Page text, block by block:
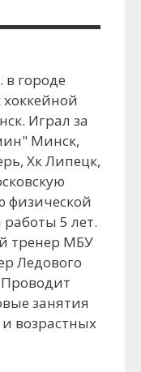
в городе
хоккейной
Играл за
Минск,
Хк Липецк,
физической
5 лет.
тренер МБУ
Ледового
занятия
возрастных